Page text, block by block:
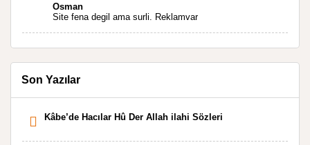
Osman
Site fena degil ama surli. Reklamvar
Son Yazılar
Kâbe’de Hacılar Hû Der Allah ilahi Sözleri